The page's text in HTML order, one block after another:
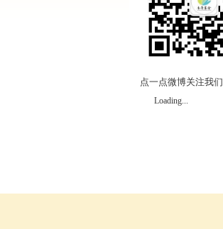
点一点微博关注我们
Loading...